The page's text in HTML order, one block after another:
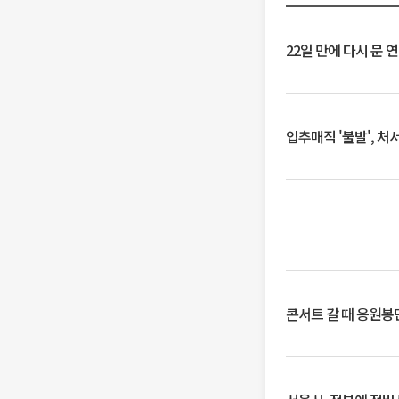
22일 만에 다시 문
입추매직 '불발', 처
콘서트 갈 때 응원